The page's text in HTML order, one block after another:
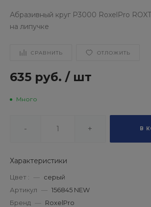
Абразивный круг P3000 RoxelPro
на липучке
СРАВНИТЬ ОТЛОЖИТЬ
635 руб. / шт
Много
- + В
Характеристики
Цвет : — серый
Артикул — 156845 NEW
Бренд — RoxelPro